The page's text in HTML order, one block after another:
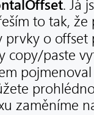
. Já
to tak,
prvky o offset
copy/paste
zaměníme